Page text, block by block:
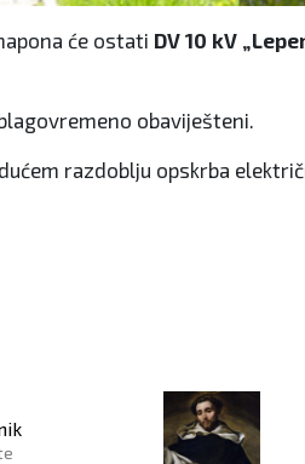
će ostati DV 10 kV
obaviješteni.
razdoblju opskrba